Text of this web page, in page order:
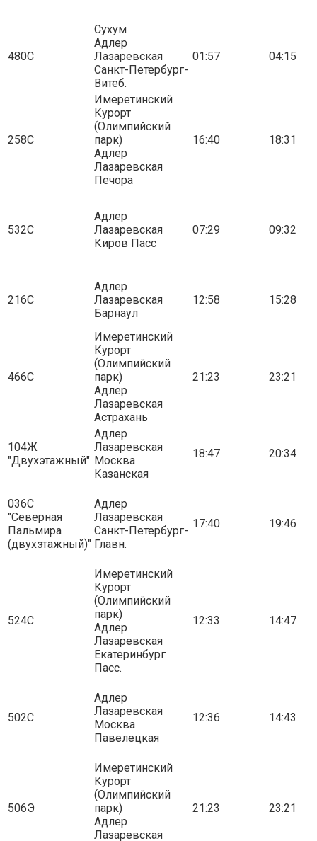
480С
Сухум
Адлер
Лазаревская
Санкт-Петербург-
Витеб.
01:57 04:15
258С
Имеретинский
Курорт
(Олимпийский
парк)
Адлер
Лазаревская
Печора
16:40 18:31
532С
Адлер
Лазаревская
Киров Пасс
07:29 09:32
216С
Адлер
Лазаревская
Барнаул
12:58 15:28
466С
Имеретинский
Курорт
(Олимпийский
парк)
Адлер
Лазаревская
Астрахань
21:23 23:21
104Ж
"Двухэтажный"
Адлер
Лазаревская
Москва
Казанская
18:47 20:34
036С
"Северная
Пальмира
(двухэтажный)"
Адлер
Лазаревская
Санкт-Петербург-
Главн.
17:40 19:46
524С
Имеретинский
Курорт
(Олимпийский
парк)
Адлер
Лазаревская
Екатеринбург
Пасс.
12:33 14:47
502С
Адлер
Лазаревская
Москва
Павелецкая
12:36 14:43
506Э
Имеретинский
Курорт
(Олимпийский
парк)
Адлер
Лазаревская
21:23 23:21